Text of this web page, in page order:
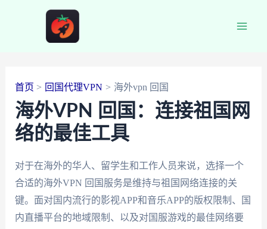
首页 回国代理VPN 海外vpn 回国
海外VPN 回国：连接祖国网
络的最佳工具
对于在海外的华人、留学生和工作人员来说，选择一个
合适的海外VPN 回国服务是维持与祖国网络连接的关
键。面对国内流行的影视APP和音乐APP的版权限制、国
内直播平台的地域限制、以及对国服游戏的最佳网络要